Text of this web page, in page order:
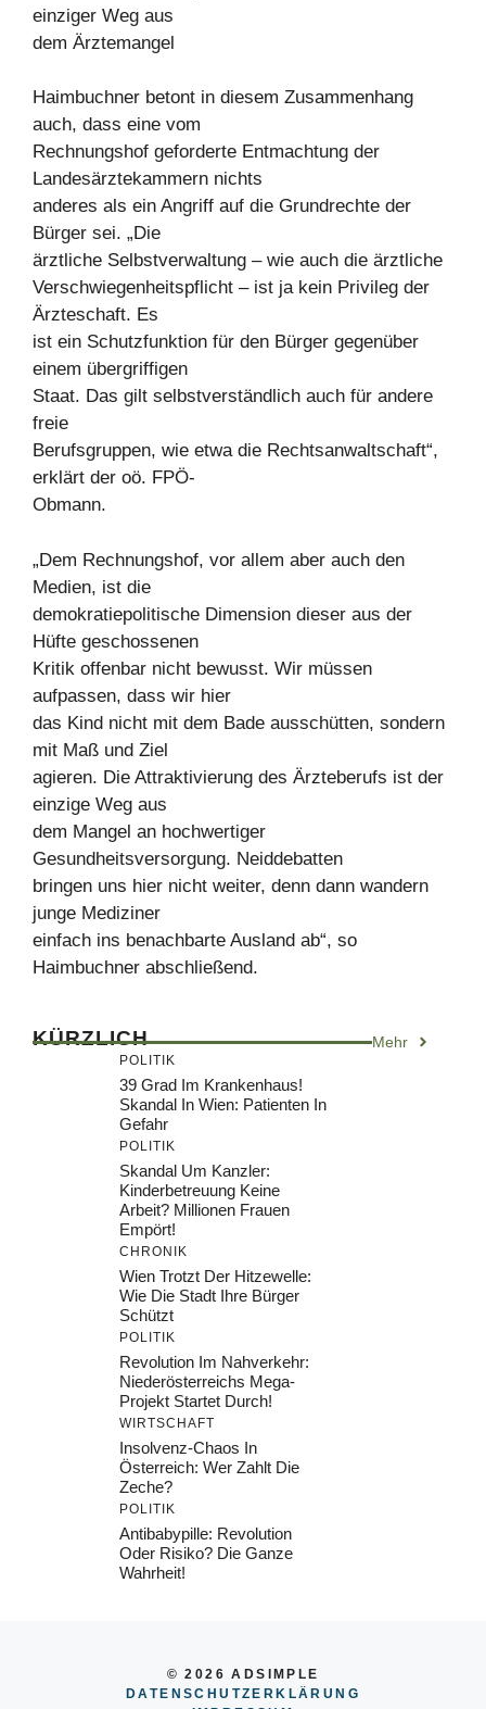
einziger Weg aus
dem Ärztemangel
Haimbuchner betont in diesem Zusammenhang
auch, dass eine vom
Rechnungshof geforderte Entmachtung der
Landesärztekammern nichts
anderes als ein Angriff auf die Grundrechte der
Bürger sei. „Die
ärztliche Selbstverwaltung – wie auch die ärztliche
Verschwiegenheitspflicht – ist ja kein Privileg der
Ärzteschaft. Es
ist ein Schutzfunktion für den Bürger gegenüber
einem übergriffigen
Staat. Das gilt selbstverständlich auch für andere
freie
Berufsgruppen, wie etwa die Rechtsanwaltschaft“,
erklärt der oö. FPÖ-
Obmann.
„Dem Rechnungshof, vor allem aber auch den
Medien, ist die
demokratiepolitische Dimension dieser aus der
Hüfte geschossenen
Kritik offenbar nicht bewusst. Wir müssen
aufpassen, dass wir hier
das Kind nicht mit dem Bade ausschütten, sondern
mit Maß und Ziel
agieren. Die Attraktivierung des Ärzteberufs ist der
einzige Weg aus
dem Mangel an hochwertiger
Gesundheitsversorgung. Neiddebatten
bringen uns hier nicht weiter, denn dann wandern
junge Mediziner
einfach ins benachbarte Ausland ab“, so
Haimbuchner abschließend.
KÜRZLICH Mehr
POLITIK
39 Grad Im Krankenhaus!
Skandal In Wien: Patienten In
Gefahr
POLITIK
Skandal Um Kanzler:
Kinderbetreuung Keine
Arbeit? Millionen Frauen
Empört!
CHRONIK
Wien Trotzt Der Hitzewelle:
Wie Die Stadt Ihre Bürger
Schützt
POLITIK
Revolution Im Nahverkehr:
Niederösterreichs Mega-
Projekt Startet Durch!
WIRTSCHAFT
Insolvenz-Chaos In
Österreich: Wer Zahlt Die
Zeche?
POLITIK
Antibabypille: Revolution
Oder Risiko? Die Ganze
Wahrheit!
© 2026 ADSIMPLE
DATENSCHUTZERKLÄRUNG